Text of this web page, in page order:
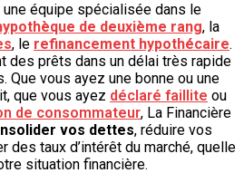
une équipe spécialisée dans le
de deuxième rang, la
, le refinancement hypothécaire.
des prêts dans un délai très rapide
Que vous ayez une bonne ou une
que vous ayez déclaré faillite ou
de consommateur, La Financière
vos dettes, réduire vos
des taux d’intérêt du marché, quelle
situation financière.